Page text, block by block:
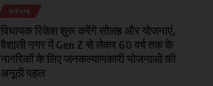
छत्तीसगढ़
विधायक रिकेश शुरू करेंगे सोलह और योजनाएं,
वैशाली नगर में Gen Z से लेकर 60 वर्ष तक के
नागरिकों के लिए जनकल्याणकारी योजनाओं की
अनूठी पहल